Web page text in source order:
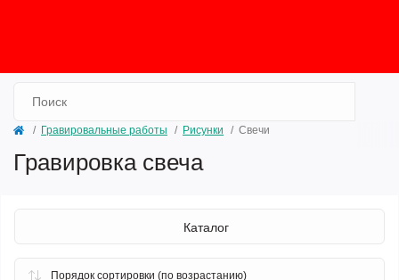
Гравировальные работы Рисунки Свечи
Гравировка свеча
Каталог